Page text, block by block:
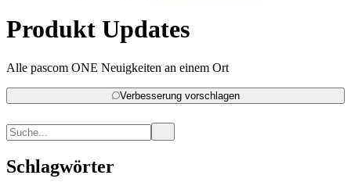
Produkt Updates
Alle pascom ONE Neuigkeiten an einem Ort
Verbesserung vorschlagen
Schlagwörter